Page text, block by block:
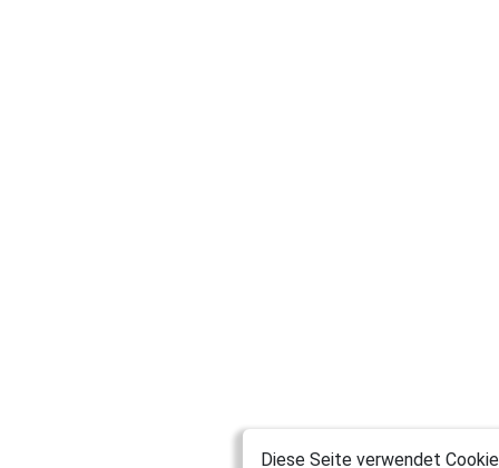
Diese Seite verwendet